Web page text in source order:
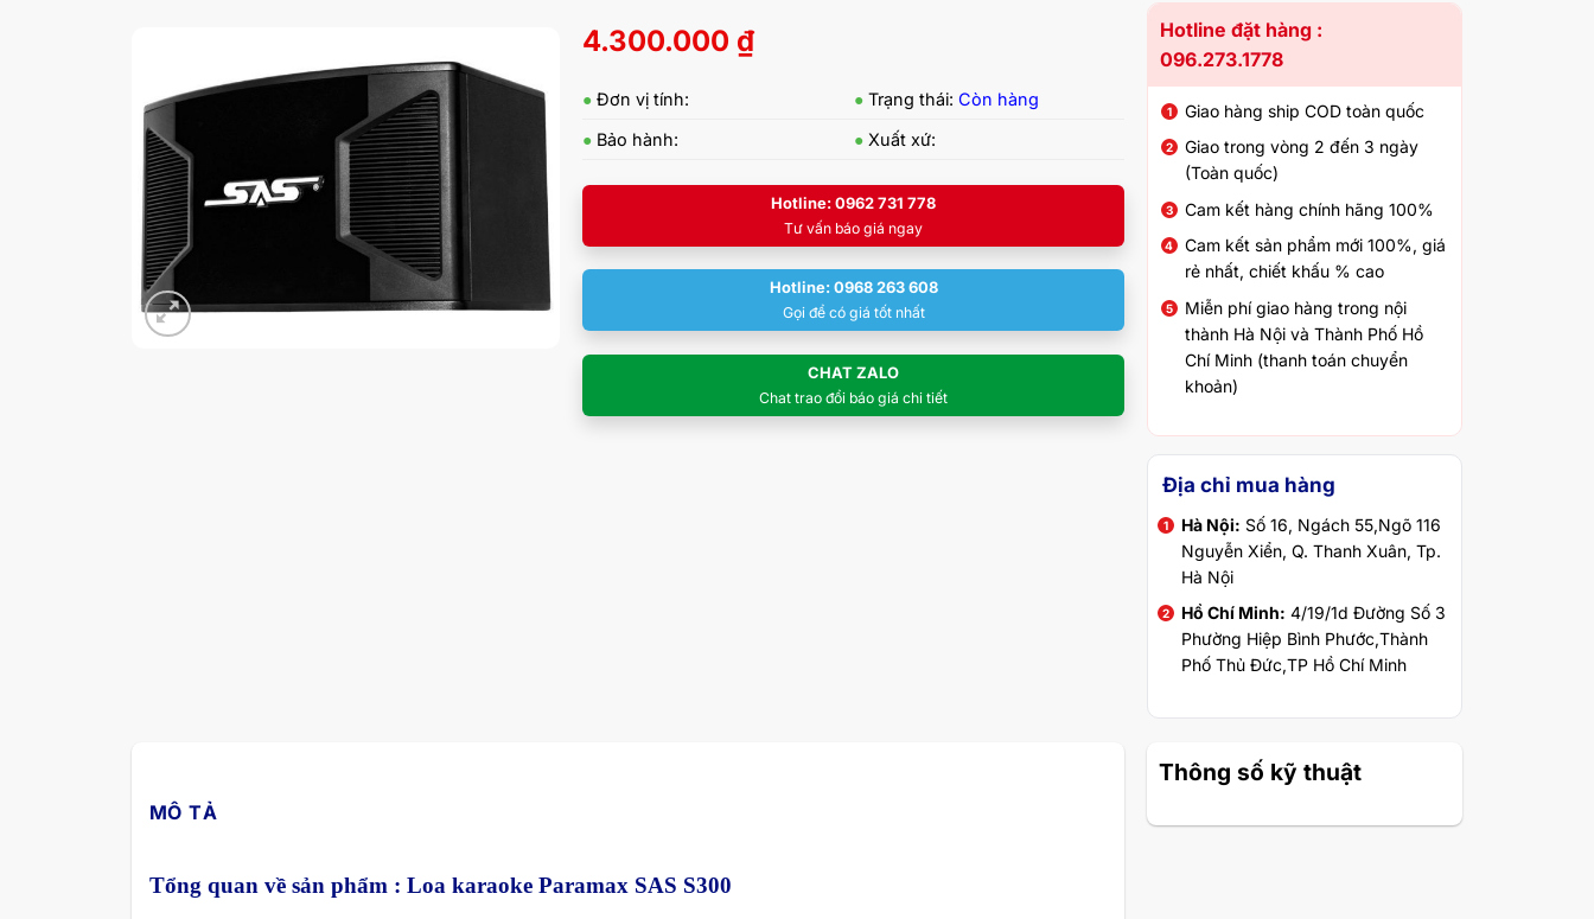
4.300.000 ₫
●Đơn vị tính: ● Trạng thái: Còn hàng
● Bảo hành: ● Xuất xứ:
Hotline: 0962 731 778
Tư vấn báo giá ngay
Hotline: 0968 263 608
Gọi để có giá tốt nhất
CHAT ZALO
Chat trao đổi báo giá chi tiết
Hotline đặt hàng :
096.273.1778
Giao hàng ship COD toàn quốc
Giao trong vòng 2 đến 3 ngày
(Toàn quốc)
Cam kết hàng chính hãng 100%
Cam kết sản phẩm mới 100%, giá
rẻ nhất, chiết khấu % cao
Miễn phí giao hàng trong nội
thành Hà Nội và Thành Phố Hồ
Chí Minh (thanh toán chuyển
khoản)
Địa chỉ mua hàng
Hà Nội: Số 16, Ngách 55,Ngõ 116
Nguyễn Xiển, Q. Thanh Xuân, Tp.
Hà Nội
Hồ Chí Minh: 4/19/1d Đường Số 3
Phường Hiệp Bình Phước,Thành
Phố Thủ Đức,TP Hồ Chí Minh
MÔ TẢ
Tổng quan về sản phẩm : Loa karaoke Paramax SAS S300
Thông số kỹ thuật